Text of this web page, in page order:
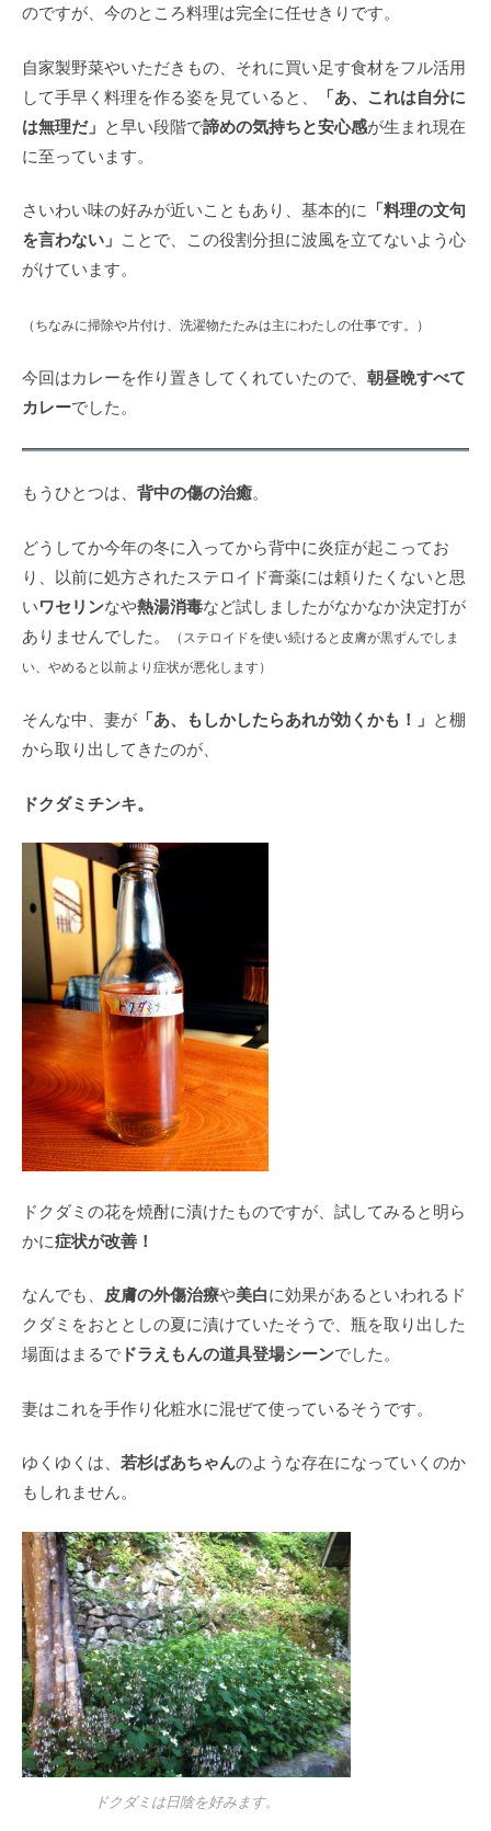
のですが、今のところ料理は完全に任せきりです。
自家製野菜やいただきもの、それに買い足す食材をフル活用
して手早く料理を作る姿を見ていると、
「あ、これは自分に
は無理だ」 と早い段階で諦めの気持ちと安心感が生まれ現在
に至っています。
さいわい味の好みが近いこともあり、基本的に 「料理の文句
を言わない」 ことで、この役割分担に波風を立てないよう心
がけています。
（ちなみに掃除や片付け、洗濯物たたみは主にわたしの仕事です。）
今回はカレーを作り置きしてくれていたので、 朝昼晩すべて
カレーでした。
もうひとつは、 背中の傷の治癒。
どうしてか今年の冬に入ってから背中に炎症が起こってお
り、以前に処方されたステロイド膏薬には頼りたくないと思
いワセリンなや熱湯消毒など試しましたがなかなか決定打が
ありませんでした。
（ステロイドを使い続けると皮膚が黒ずんでしま
い、やめると以前より症状が悪化します）
そんな中、妻が 「あ、もしかしたらあれが効くかも！」 と棚
から取り出してきたのが、
ドクダミチンキ。
ドクダミの花を焼酎に漬けたものですが、試してみると明ら
かに症状が改善！
なんでも、 皮膚の外傷治療や美白に効果があるといわれるド
クダミをおととしの夏に漬けていたそうで、瓶を取り出した
場面はまるで ドラえもんの道具登場シーンでした。
妻はこれを手作り化粧水に混ぜて使っているそうです。
ゆくゆくは、 若杉ばあちゃんのような存在になっていくのか
もしれません。
ドクダミは日陰を好みます。